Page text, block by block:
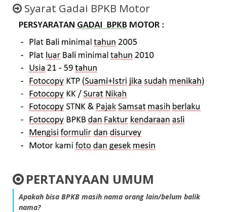
Syarat Gadai BPKB Motor
PERTANYAAN UMUM
Apakah bisa BPKB masih nama orang lain/belum balik
nama?